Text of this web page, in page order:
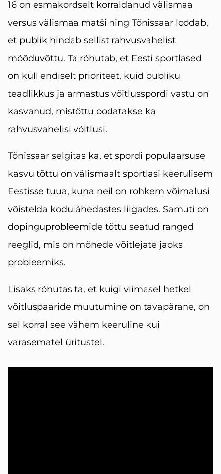
16 on esmakordselt korraldanud välismaa
versus välismaa matši ning Tõnissaar loodab,
et publik hindab sellist rahvusvahelist
mõõduvõttu. Ta rõhutab, et Eesti sportlased
on küll endiselt prioriteet, kuid publiku
teadlikkus ja armastus võitlusspordi vastu on
kasvanud, mistõttu oodatakse ka
rahvusvahelisi võitlusi.
Tõnissaar selgitas ka, et spordi populaarsuse
kasvu tõttu on välismaalt sportlasi keerulisem
Eestisse tuua, kuna neil on rohkem võimalusi
võistelda kodulähedastes liigades. Samuti on
dopinguprobleemide tõttu seatud ranged
reeglid, mis on mõnede võitlejate jaoks
probleemiks.
Lisaks rõhutas ta, et kuigi viimasel hetkel
võitluspaaride muutumine on tavapärane, on
sel korral see vähem keeruline kui
varasematel üritustel.